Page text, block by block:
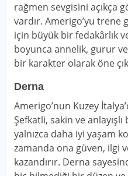
rağmen sevgisini açıkça
vardır. Amerigo’yu trene
için büyük bir fedakârlık
boyunca annelik, gurur ve
bir karakter olarak öne
Derna
Amerigo’nun Kuzey
Şefkatli, sakin ve anlayışlı
yalnızca daha iyi yaşam
zamanda ona güven, ilgi
kazandırır. Derna